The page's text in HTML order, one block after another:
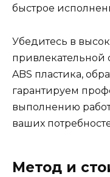
быстрое
Убедитесь в
привлекательной
ABS пластика,
гарантируем
выполнению
ваших
Метод и